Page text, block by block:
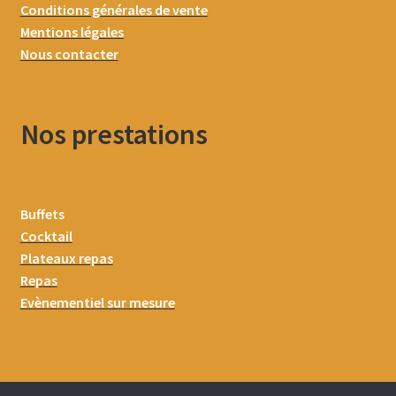
Conditions générales de vente
Mentions légales
Nous contacter
Nos prestations
Buffets
Cocktail
Plateaux repas
Repas
Evènementiel sur mesure